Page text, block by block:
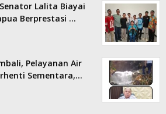
Lalita Biayai
Berprestasi …
Pelayanan Air
Sementara,…